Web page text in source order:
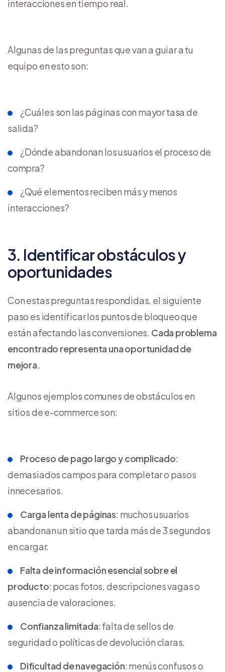
interacciones en tiempo real.
Algunas de las preguntas que van a guiar a tu
equipo en esto son:
¿Cuáles son las páginas con mayor tasa de
salida?
¿Dónde abandonan los usuarios el proceso de
compra?
¿Qué elementos reciben más y menos
interacciones?
3. Identificar obstáculos y
oportunidades
Con estas preguntas respondidas, el siguiente
paso es identificar los puntos de bloqueo que
están afectando las conversiones. Cada problema
encontrado representa una oportunidad de
mejora.
Algunos ejemplos comunes de obstáculos en
sitios de e-commerce son:
Proceso de pago largo y complicado:
demasiados campos para completar o pasos
innecesarios.
Carga lenta de páginas: muchos usuarios
abandonan un sitio que tarda más de 3 segundos
en cargar.
Falta de información esencial sobre el
producto: pocas fotos, descripciones vagas o
ausencia de valoraciones.
Confianza limitada: falta de sellos de
seguridad o políticas de devolución claras.
Dificultad de navegación: menús confusos o